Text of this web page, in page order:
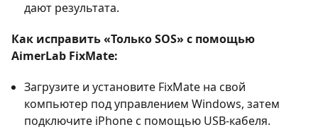
дают результата.
Как исправить «Только SOS» с помощью
AimerLab FixMate:
Загрузите и установите FixMate на свой
компьютер под управлением Windows, затем
подключите iPhone с помощью USB-кабеля.